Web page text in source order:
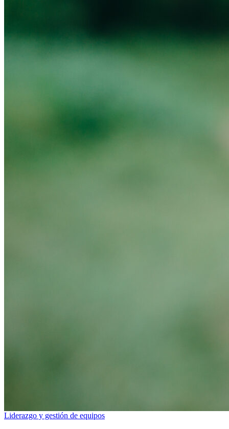
Liderazgo y gestión de equipos